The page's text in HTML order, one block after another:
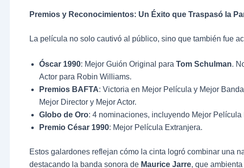
Premios y Reconocimientos: Un Éxito que Traspasó la
La película no solo cautivó al público, sino que también fue
Óscar 1990: Mejor Guión Original para Tom Schulman.
Actor para Robin Williams.
Premios BAFTA: Victoria en Mejor Película y Mejor
Mejor Director y Mejor Actor.
Globo de Oro: 4 nominaciones, incluyendo Mejor Película
Premio César 1990: Mejor Película Extranjera.
Estos galardones reflejan cómo la cinta logró combinar una
destacando la banda sonora de Maurice Jarre, que